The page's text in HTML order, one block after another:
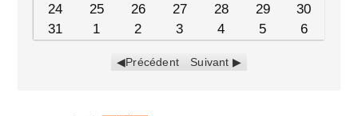
24
25 26 27 28 29
30
31
1 2 3 4 5 6
Précédent Suivant